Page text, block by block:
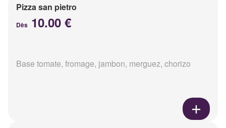
Pizza san pietro
Dès 10.00 €
Base tomate, fromage, jambon, merguez, chorizo